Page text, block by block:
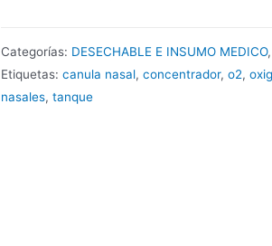
Categorías: DESECHABLE E INSUMO MEDICO,
Etiquetas:canula nasal,concentrador,o2,
nasales,tanque